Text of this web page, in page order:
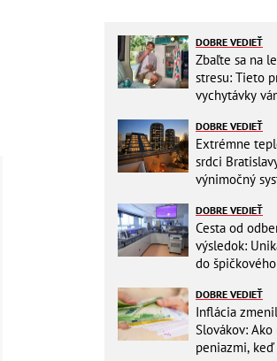
DOBRE VEDIEŤ
Zbaľte sa na
stresu: Tieto
vychytávky
DOBRE VEDIEŤ
Extrémne
srdci
výnimočný
DOBRE VEDIEŤ
Cesta od
výsledok:
do
DOBRE VEDIEŤ
Inflácia
Slovákov: Ako
peniazmi,